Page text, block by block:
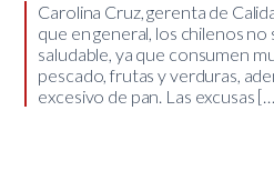
Carolina Cruz, gerenta de
que en general, los chilenos
saludable, ya que consumen
pescado, frutas y verduras,
excesivo de pan. Las excusas